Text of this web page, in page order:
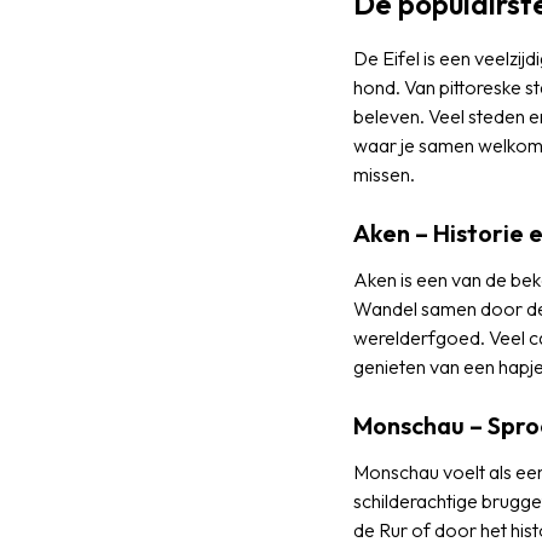
De Eifel is een
hond. Van pittoreske
beleven. Veel steden
waar je samen
missen.
Aken – Historie
Aken is een van de
Wandel samen door
werelderfgoed. Veel
genieten van een
Monschau –
Monschau voelt als
schilderachtige
de Rur of door het